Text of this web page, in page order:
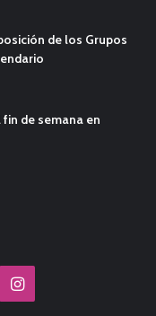
de los Grupos
de semana en
Instagram